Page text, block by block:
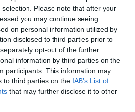
Please note that after your
you may continue seeing
on personal information utilized by
disclosed to third parties prior to
opt-out of the further
information by third parties on the
participants. This information may
to third parties on the IAB’s List of
that may further disclose it to other
Valverde rrëfen befasinë nga
Mourinho: Nuk e mendoja se
do të ishte kështu
Arrestohet 73-vjeçari në Krujë,
ndezi zjarr për të djegur barin